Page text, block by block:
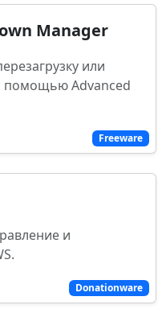
Freeware
Manager
или
помощью Advanced
Donationware
и